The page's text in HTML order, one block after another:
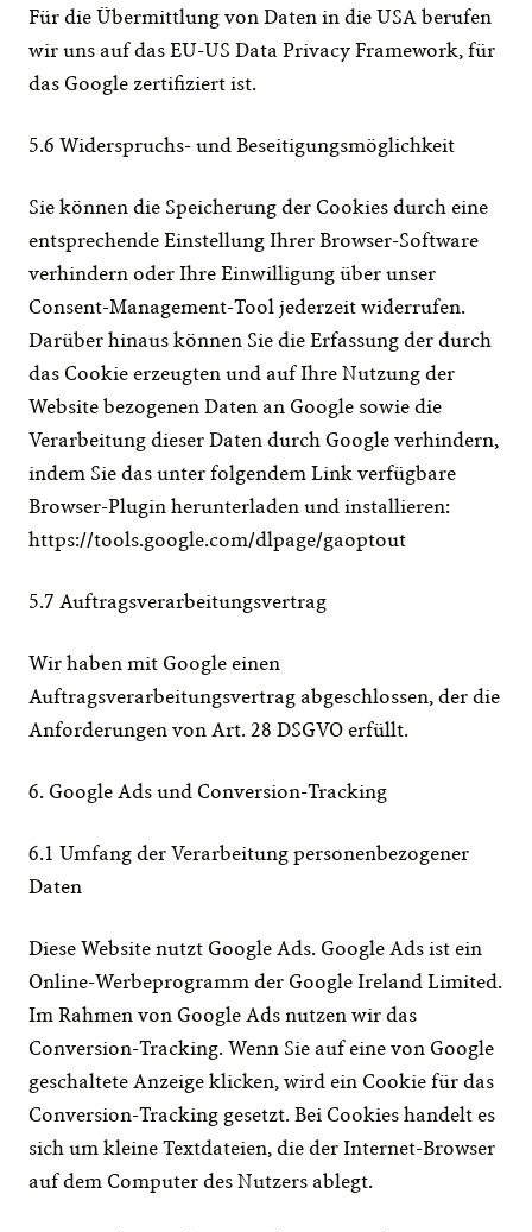
Für die Übermittlung von Daten in die USA berufen
wir uns auf das EU-US Data Privacy Framework, für
das Google zertifiziert ist.​
5.6 Widerspruchs- und Beseitigungsmöglichkeit
Sie können die Speicherung der Cookies durch eine
entsprechende Einstellung Ihrer Browser-Software
verhindern oder Ihre Einwilligung über unser
Consent-Management-Tool jederzeit widerrufen.
Darüber hinaus können Sie die Erfassung der durch
das Cookie erzeugten und auf Ihre Nutzung der
Website bezogenen Daten an Google sowie die
Verarbeitung dieser Daten durch Google verhindern,
indem Sie das unter folgendem Link verfügbare
https://tools.google.com/dlpage/gaoptout
5.7 Auftragsverarbeitungsvertrag
Wir haben mit Google einen
Auftragsverarbeitungsvertrag abgeschlossen, der die
Anforderungen von Art. 28 DSGVO erfüllt.
6. Google Ads und Conversion-Tracking
6.1 Umfang der Verarbeitung personenbezogener
Daten
Diese Website nutzt Google Ads. Google Ads ist ein
Online-Werbeprogramm der Google Ireland Limited.
Im Rahmen von Google Ads nutzen wir das
Conversion-Tracking. Wenn Sie auf eine von Google
geschaltete Anzeige klicken, wird ein Cookie für das
Conversion-Tracking gesetzt. Bei Cookies handelt es
sich um kleine Textdateien, die der Internet-Browser
auf dem Computer des Nutzers ablegt.